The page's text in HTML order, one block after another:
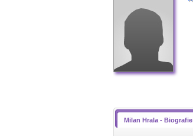
Milan Hrala - Biografie